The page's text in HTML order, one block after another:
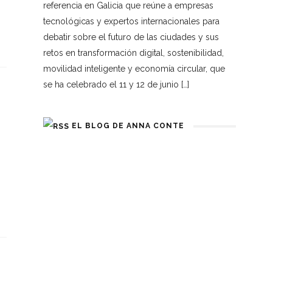
referencia en Galicia que reúne a empresas
tecnológicas y expertos internacionales para
debatir sobre el futuro de las ciudades y sus
retos en transformación digital, sostenibilidad,
movilidad inteligente y economía circular, que
se ha celebrado el 11 y 12 de junio […]
EL BLOG DE ANNA CONTE